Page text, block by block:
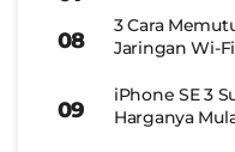
3 Cara
Jaringan Wi-
iPhone SE 3
Harganya